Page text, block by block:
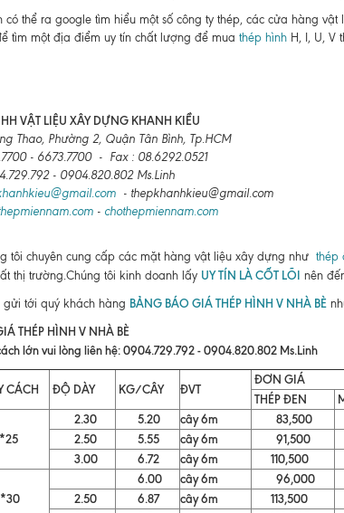
có thể ra google tìm hiểu một số công ty thép, các cửa hàng
tìm một địa điểm uy tín chất lượng để mua thép hìnhH, I, U, V
VẬT LIỆU XÂY DỰNG KHANH KIỀU
Thao, Phường 2, Quận Tân Bình, Tp.HCM
- 6673.7700 - Fax : 08.6292.0521
- 0904.820.802 Ms.Linh
- thepkhanhkieu@gmail.com
- chothepmiennam.com
tôi chuyên cung cấp các mặt hàng vật liệu xây dựng như thép
thị trường.Chúng tôi kinh doanh lấy UY TÍN LÀ CỐT LÕI nên
gửi tới quý khách hàng BẢNG BÁO GIÁ THÉP HÌNH V NHÀ BÈ
THÉP HÌNH V NHÀ BÈ
lớn vui lòng liên hệ: 0904.729.792 - 0904.820.802 Ms.Linh
CÁCH ĐỘ DÀY KG/CÂY ĐVT
ĐƠN GIÁ
THÉP ĐEN
2.30 5.20 cây 6m 83,500
2.50 5.55 cây 6m 91,500
3.00 6.72 cây 6m 110,500
6.00 cây 6m 96,000
2.50 6.87 cây 6m 113,500